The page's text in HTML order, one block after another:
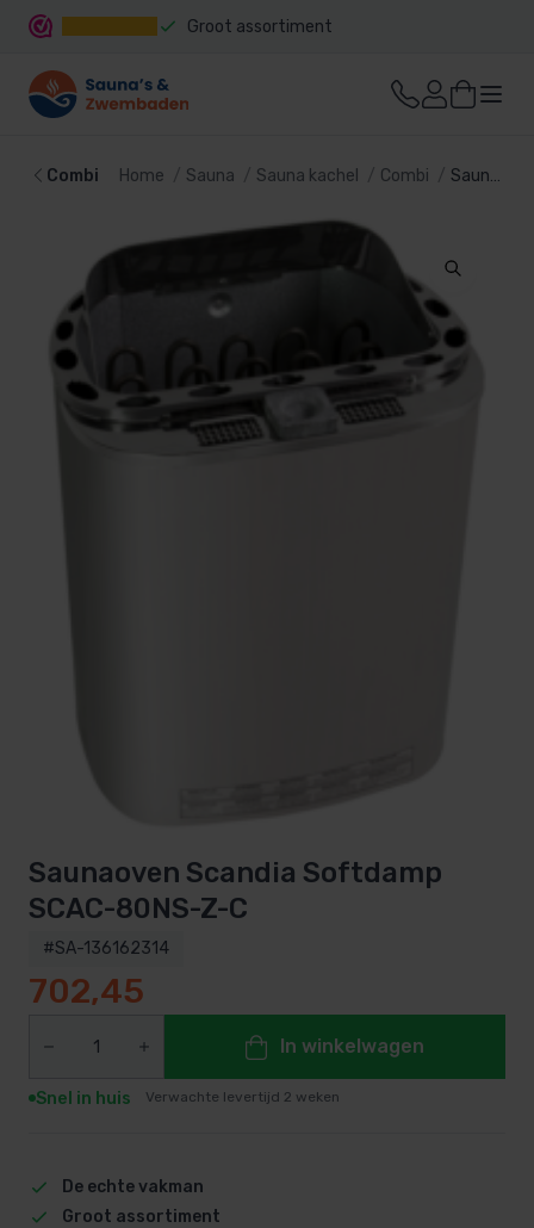
Groot assortiment
Combi Home Sauna Sauna kachel Combi Saunaoven Scandia Softdamp SCAC-80NS-Z-C
Saunaoven Scandia Softdamp
SCAC-80NS-Z-C
#SA-136162314
702,45
In winkelwagen
Snel in huis Verwachte levertijd 2 weken
De echte vakman
Groot assortiment